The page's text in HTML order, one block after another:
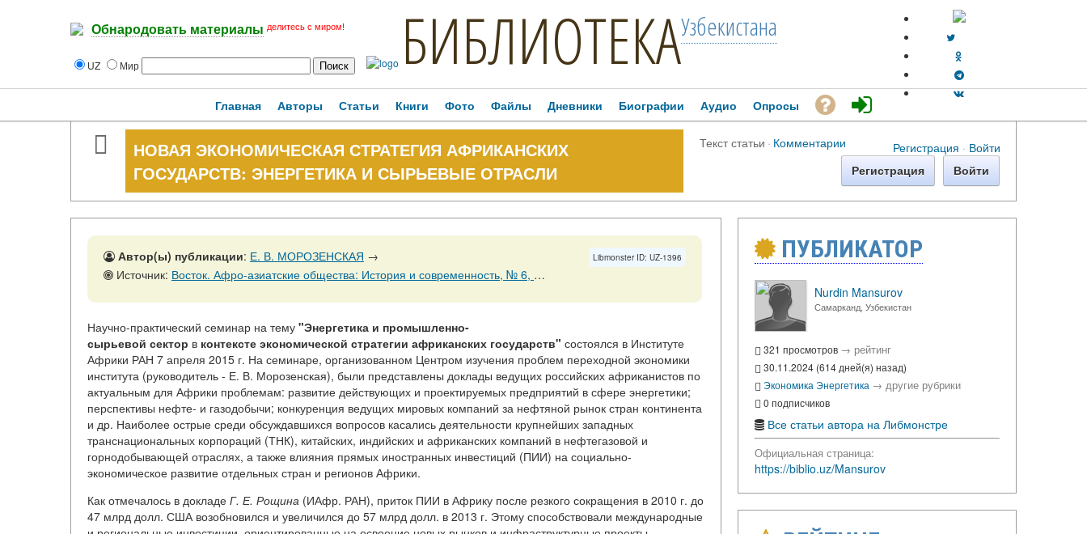
Обнародовать материалы делитесь с миром!
UZ Мир БИБЛИОТЕКАУзбекистана
Регистрация · Войти
Главная Авторы Статьи Книги Фото Файлы Дневники Биографии Аудио Опросы
НОВАЯ ЭКОНОМИЧЕСКАЯ СТРАТЕГИЯ АФРИКАНСКИХ
ГОСУДАРСТВ: ЭНЕРГЕТИКА И СЫРЬЕВЫЕ ОТРАСЛИ
Текст статьи · Комментарии
Регистрация Войти
Libmonster ID: UZ-1396
Автор(ы) публикации: Е. В. МОРОЗЕНСКАЯ →
Источник: Восток. Афро-азиатские общества: История и современность, № 6, 31 декабря 2015 Страницы 164-168
Научно-практический семинар на тему "Энергетика и промышленно-
сырьевой сектор в контексте экономической стратегии африканских государств" состоялся в Институте
Африки РАН 7 апреля 2015 г. На семинаре, организованном Центром изучения проблем переходной экономики
института (руководитель - Е. В. Морозенская), были представлены доклады ведущих российских африканистов по
актуальным для Африки проблемам: развитие действующих и проектируемых предприятий в сфере энергетики;
перспективы нефте- и газодобычи; конкуренция ведущих мировых компаний за нефтяной рынок стран континента
и др. Наиболее острые среди обсуждавшихся вопросов касались деятельности крупнейших западных
транснациональных корпораций (ТНК), китайских, индийских и африканских компаний в нефтегазовой и
горнодобывающей отраслях, а также влияния прямых иностранных инвестиций (ПИИ) на социально-
экономическое развитие отдельных стран и регионов Африки.
Как отмечалось в докладе Г. Е. Рощина (ИАфр. РАН), приток ПИИ в Африку после резкого сокращения в 2010 г. до
47 млрд долл. США возобновился и увеличился до 57 млрд долл. в 2013 г. Этому способствовали международные
ПУБЛИКАТОР
Nurdin Mansurov
Самарканд, Узбекистан
321 просмотров → рейтинг
30.11.2024 (614 дней(я) назад)
Экономика Энергетика → другие рубрики
0 подписчиков
Все статьи автора на Либмонстре
Официальная страница:
https://biblio.uz/Mansurov